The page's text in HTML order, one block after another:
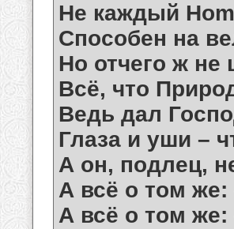
Не каждый
Способен на
Но отчего ж не
Всё, что
Ведь дал
Глаза и уши –
А он, подлец,
А всё о том
А всё о том